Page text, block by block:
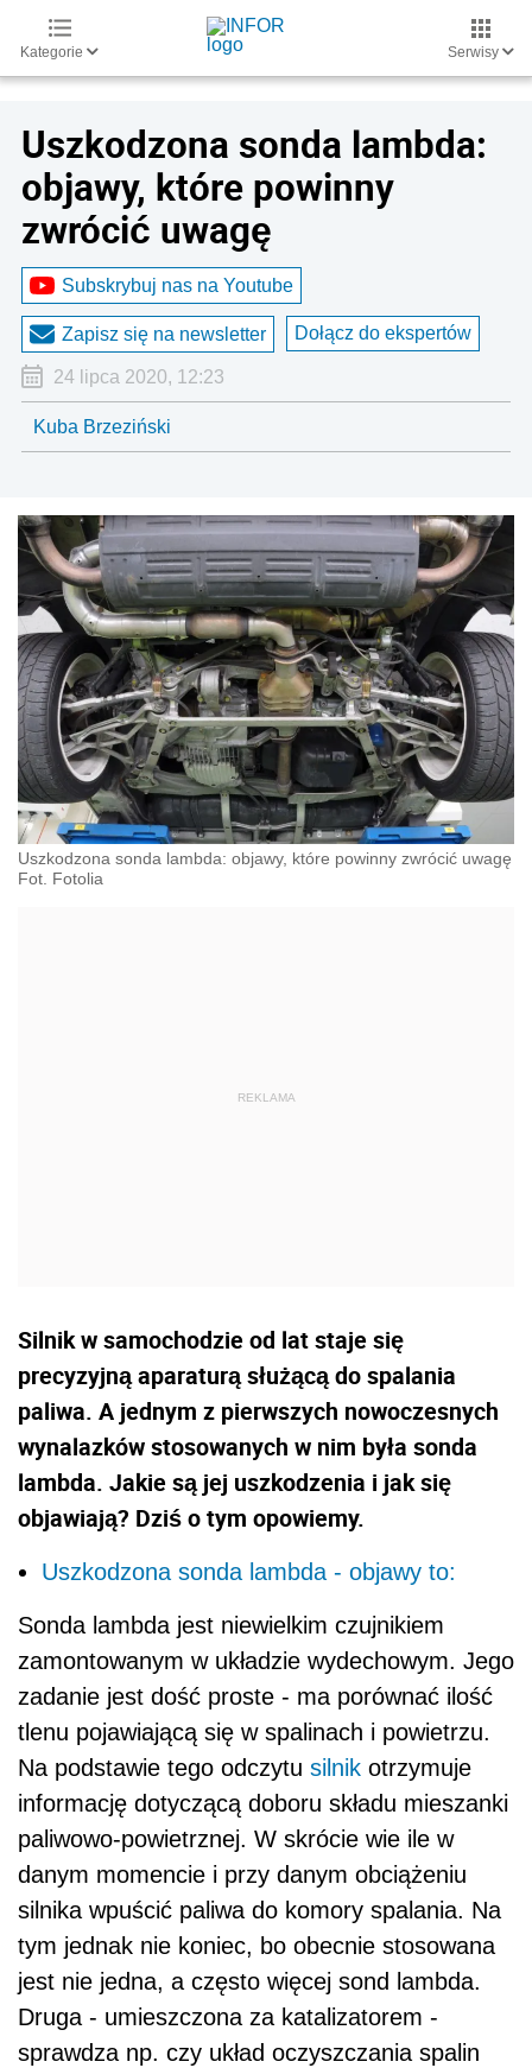
Kategorie Serwisy
Uszkodzona sonda lambda:
objawy, które powinny
zwrócić uwagę
Subskrybuj nas na Youtube
Zapisz się na newsletter Dołącz do ekspertów
24 lipca 2020, 12:23
Kuba Brzeziński
Uszkodzona sonda lambda: objawy, które powinny zwrócić uwagę
Fot. Fotolia
Silnik w samochodzie od lat staje się
precyzyjną aparaturą służącą do spalania
paliwa. A jednym z pierwszych nowoczesnych
wynalazków stosowanych w nim była sonda
lambda. Jakie są jej uszkodzenia i jak się
objawiają? Dziś o tym opowiemy.
Uszkodzona sonda lambda - objawy to:
Sonda lambda jest niewielkim czujnikiem
zamontowanym w układzie wydechowym. Jego
zadanie jest dość proste - ma porównać ilość
tlenu pojawiającą się w spalinach i powietrzu.
Na podstawie tego odczytu silnik otrzymuje
informację dotyczącą doboru składu mieszanki
paliwowo-powietrznej. W skrócie wie ile w
danym momencie i przy danym obciążeniu
silnika wpuścić paliwa do komory spalania. Na
tym jednak nie koniec, bo obecnie stosowana
jest nie jedna, a często więcej sond lambda.
Druga - umieszczona za katalizatorem -
sprawdza np. czy układ oczyszczania spalin